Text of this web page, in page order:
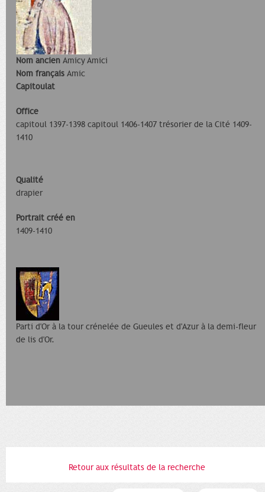
Nom ancien Amicy Amici
Nom français Amic
Capitoulat
Office
capitoul 1397-1398 capitoul 1406-1407 trésorier de la Cité 1409-
1410
Qualité
drapier
Portrait créé en
1409-1410
Parti d'Or à la tour crénelée de Gueules et d'Azur à la demi-fleur
de lis d'Or.
Retour aux résultats de la recherche